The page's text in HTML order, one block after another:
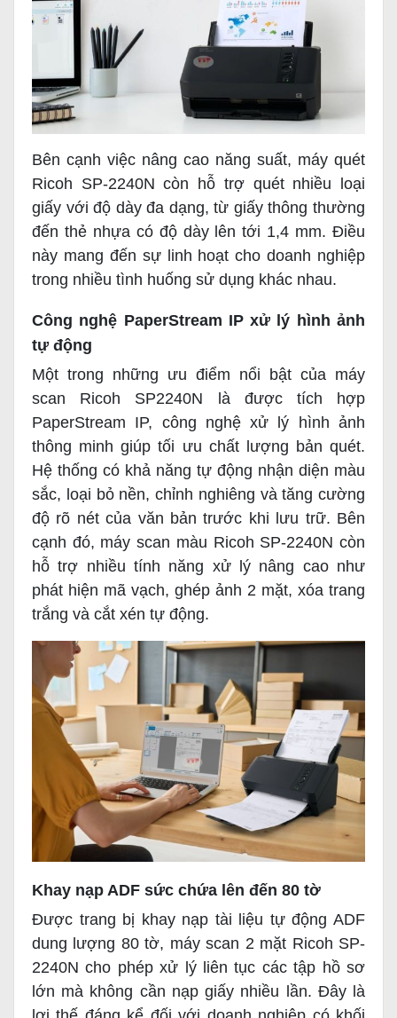
Bên cạnh việc nâng cao năng suất, máy quét
Ricoh SP-2240N còn hỗ trợ quét nhiều loại
giấy với độ dày đa dạng, từ giấy thông thường
đến thẻ nhựa có độ dày lên tới 1,4 mm. Điều
này mang đến sự linh hoạt cho doanh nghiệp
trong nhiều tình huống sử dụng khác nhau.
Công nghệ PaperStream IP xử lý hình ảnh
tự động
Một trong những ưu điểm nổi bật của máy
scan Ricoh SP2240N
là được tích hợp
PaperStream IP, công nghệ xử lý hình ảnh
thông minh giúp tối ưu chất lượng bản quét.
Hệ thống có khả năng tự động nhận diện màu
sắc, loại bỏ nền, chỉnh nghiêng và tăng cường
độ rõ nét của văn bản trước khi lưu trữ. Bên
cạnh đó, máy scan màu Ricoh SP-2240N còn
hỗ trợ nhiều tính năng xử lý nâng cao như
phát hiện mã vạch, ghép ảnh 2 mặt, xóa trang
trắng và cắt xén tự động.
Khay nạp ADF sức chứa lên đến 80 tờ
Được trang bị khay nạp tài liệu tự động ADF
dung lượng 80 tờ, máy scan 2 mặt Ricoh SP-
2240N cho phép xử lý liên tục các tập hồ sơ
lớn mà không cần nạp giấy nhiều lần. Đây là